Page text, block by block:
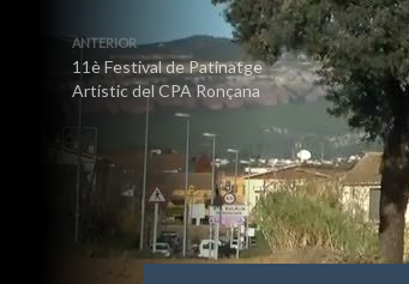
ANTERIOR
11è Festival de Patinatge
Artístic del CPA Ronçana